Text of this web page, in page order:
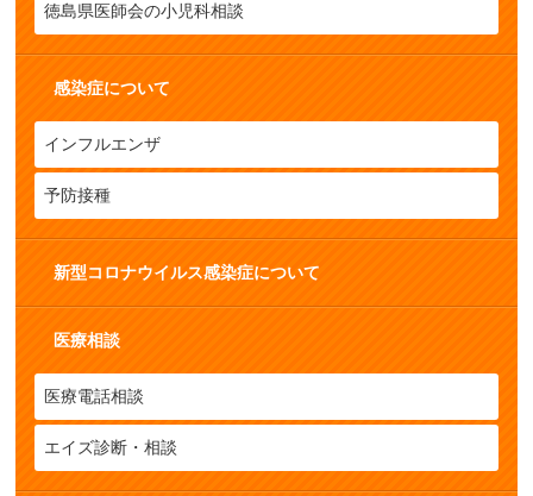
徳島県医師会の小児科相談
感染症について
インフルエンザ
予防接種
新型コロナウイルス感染症について
医療相談
医療電話相談
エイズ診断・相談